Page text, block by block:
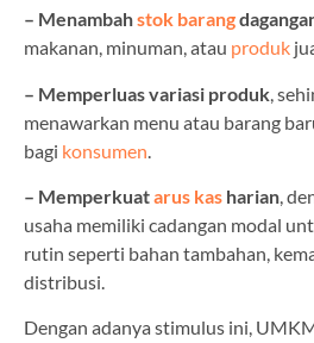
– Menambahstok barang
makanan, minuman, atau produk
– Memperluas variasi produk ,
menawarkan menu atau barang
bagi konsumen
– Memperkuatarus kas harian,
usaha memiliki cadangan modal
rutin seperti bahan tambahan,
distribusi.
Dengan adanya stimulus ini,